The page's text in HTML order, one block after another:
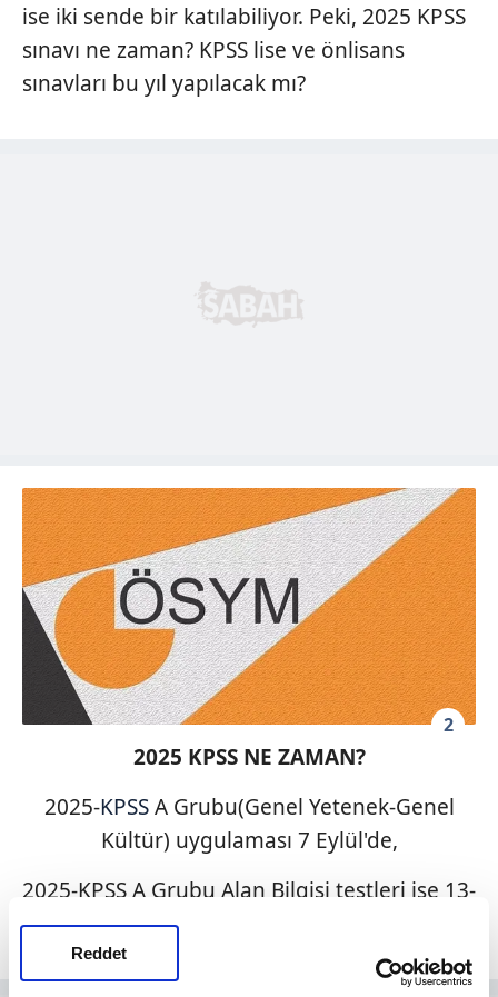
Reddet
ise iki sende bir katılabiliyor. Peki, 2025 KPSS
sınavı ne zaman? KPSS lise ve önlisans
sınavları bu yıl yapılacak mı?
2
2025 KPSS NE ZAMAN?
2025-KPSSA Grubu(Genel Yetenek-Genel
Kültür) uygulaması 7 Eylül'de,
2025-KPSS A Grubu Alan Bilgisi testleri ise 13-
14 Eylül tarihlerinde gerçekleştirilecek.